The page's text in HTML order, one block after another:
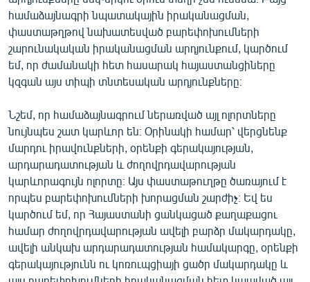
համաձայնագրի նպատակային իրականացման,
փաստաթղթով նախատեսված բարեփոխումների
շարունակական իրականացման արդյունքում, կարծում
եմ, որ ժամանակի հետ հասարակ հայաստանցիները
կզգան այս տիպի տնտեսական արդյունքները։
Նշեմ, որ համաձայնագրում ներառված այլ ոլորտները
նույնպես շատ կարևոր են։ Օրինակի համար՝ վերցնենք
մարդու իրավունքների, օրենքի գերակայության,
արդարադատության և ժողովրդավարության
կարևորագույն ոլորտը։ Այս փաստաթուղթը ծառայում է
որպես բարեփոխումների խորացման շարժիչ։ Եվ ես
կարծում եմ, որ Հայաստանի ցանկացած քաղաքացու
համար ժողովրդավարության ավելի բարձր մակարդակը,
ավելի անկախ արդարադատության համակարգը, օրենքի
գերակայությունն ու կոռուպցիայի ցածր մակարդակը և